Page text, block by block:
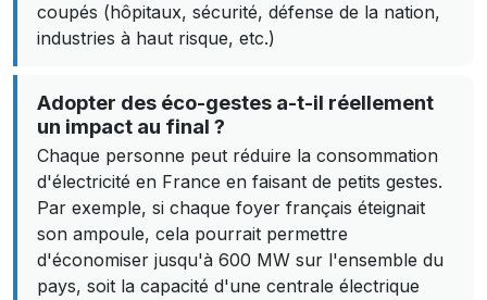
coupés (hôpitaux, sécurité, défense de la nation,
industries à haut risque, etc.)
Adopter des éco-gestes a-t-il réellement
un impact au final ?
Chaque personne peut réduire la consommation
d'électricité en France en faisant de petits gestes.
Par exemple, si chaque foyer français éteignait
son ampoule, cela pourrait permettre
d'économiser jusqu'à 600 MW sur l'ensemble du
pays, soit la capacité d'une centrale électrique